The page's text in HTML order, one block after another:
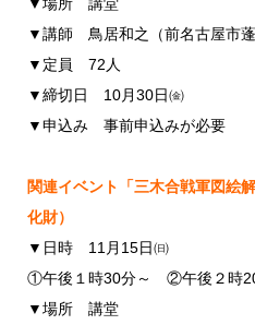
▼講師 鳥居和之（前名古屋市蓬
▼定員 72人
▼締切日 10月30日㈮
▼申込み 事前申込みが必要
関連イベント「三木合戦軍図絵
化財）
▼日時 11月15日㈰
①午後１時30分～ ②午後２時
▼場所 講堂